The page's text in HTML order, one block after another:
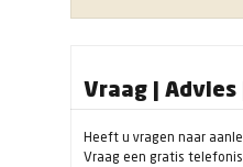
Vraag | Advies
Heeft u vragen naar
Vraag een gratis